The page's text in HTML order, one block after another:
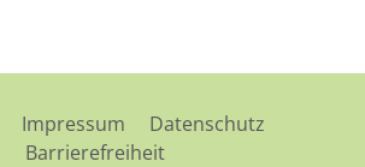
Impressum
Datenschutz
Barrierefreiheit